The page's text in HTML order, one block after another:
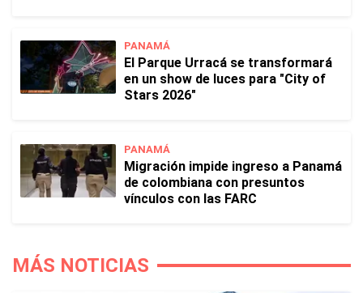
PANAMÁ
El Parque Urracá se transformará
en un show de luces para "City of
Stars 2026"
PANAMÁ
Migración impide ingreso a Panamá
de colombiana con presuntos
vínculos con las FARC
MÁS NOTICIAS